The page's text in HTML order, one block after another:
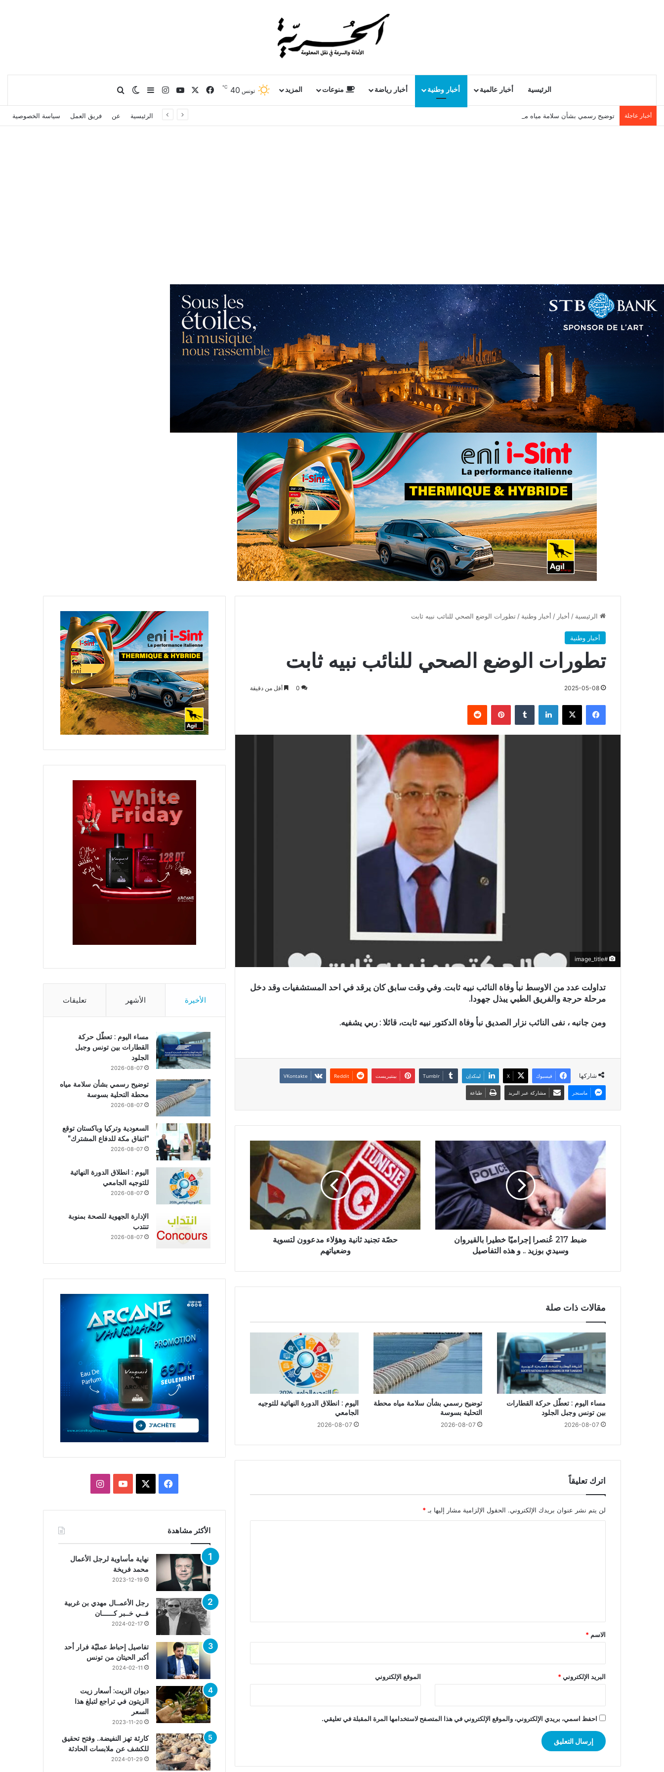
الرئيسية أخبار عالمية أخبار وطنية أخبار رياضة منوعات المزيد تونس 40
℃ فيسبوك يوتيوبانستقرامإضافة عمود جانبي
الوضع المظلم
بحث عن
أخبار عاجلة توضيح رسمي بشأن سلامة مياه محطة التحلية بسوسة الرئيسية عن فريق العمل سياسة الخصوصية
الرئيسية / أخبار / أخبار وطنية / تطورات الوضع الصحي للنائب نبيه ثابت
أخبار وطنية
تطورات الوضع الصحي للنائب نبيه ثابت
2025-05-08
0 أقل من دقيقة
فيسبوك X لينكدإن بينتيريست
#image_title
تداولت عدد من الاوسط نبأ وفاة النائب نبيه ثابت. وفي وقت سابق كان يرقد في احد المستشفيات وقد دخل
مرحلة حرجة والفريق الطبي يبذل جهودا.
ومن جانبه ، نفى النائب نزار الصديق نبأ وفاة الدكتور نبيه ثابت، قائلا : ربي يشفيه.
شاركها فيسبوك X لينكدإن بينتيريست
ماسنجر مشاركة عبر البريد طباعة
ضبط 217 عُنصرا إجراميّا خطيرا بالقيروان
وسيدي بوزيد .. و هذه التفاصيل
حصّة تجنيد ثانية وهؤلاء مدعوون لتسوية
وضعياتهم
مقالات ذات صلة
مساء اليوم : تعطّل حركة القطارات
بين تونس وجبل الجلود
2026-08-07
توضيح رسمي بشأن سلامة مياه محطة
التحلية بسوسة
2026-08-07
اليوم : انطلاق الدورة النهائية للتوجيه
الجامعي
2026-08-07
اترك تعليقاً
لن يتم نشر عنوان بريدك الإلكتروني. الحقول الإلزامية مشار إليها بـ *
*
الاسم *
البريد الإلكتروني* الموقع الإلكتروني
احفظ اسمي، بريدي الإلكتروني، والموقع الإلكتروني في هذا المتصفح لاستخدامها المرة المقبلة في تعليقي.
الأخيرة الأشهر تعليقات
مساء اليوم : تعطّل حركة
القطارات بين تونس وجبل
الجلود
2026-08-07
توضيح رسمي بشأن سلامة مياه
محطة التحلية بسوسة
2026-08-07
السعودية وتركيا وباكستان توقع
“اتفاق مكة للدفاع المشترك”
2026-08-07
اليوم : انطلاق الدورة النهائية
للتوجيه الجامعي
2026-08-07
الإدارة الجهوية للصحة بمنوبة
تنتدب
2026-08-07
فيسبوك يوتيوبانستقرام
الأكثر مشاهدة
نهاية مأساوية لرجل الأعمال
محمد فريخة
2023-12-19
رجل الأعمــال مهدي بن غربية
فــي خــبر كــــــان
2024-02-17
تفاصيل إحباط عمليّة فرار أحد
أكبر الحيتان من تونس
2024-02-11
ديوان الزيت: أسعار زيت
الزيتون في تراجع لتبلغ هذا
السعر
2023-11-20
كارثة تهز النفيضة.. وفتح تحقيق
للكشف عن ملابسات الحادثة
2024-01-29